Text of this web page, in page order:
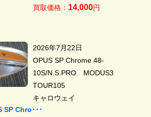
買取価格： 14,000円
2026年7月22日
OPUS SP Chrome 48-
10S/N.S.PRO MODUS3
TOUR105
キャロウェイ
SP Chro･･･